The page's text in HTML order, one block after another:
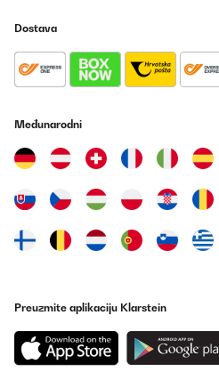
Dostava
Međunarodni
Preuzmite aplikaciju Klarstein